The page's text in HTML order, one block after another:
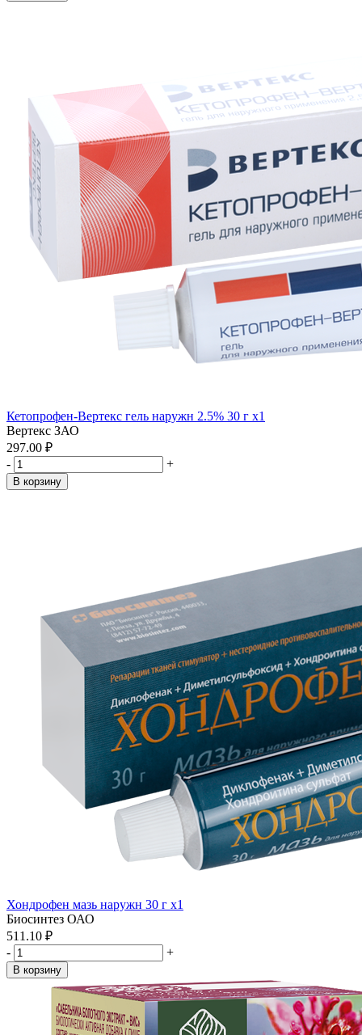
Кетопрофен-Вертекс гель наружн 2.5% 30 г x1
Вертекс ЗАО
297.00 ₽
-
+
В корзину
Хондрофен мазь наружн 30 г x1
Биосинтез ОАО
511.10 ₽
-
+
В корзину